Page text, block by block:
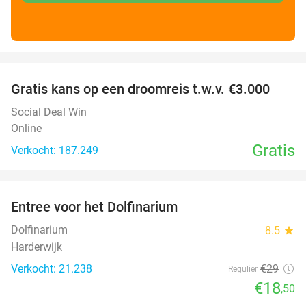
Gratis kans op een droomreis t.w.v. €3.000
Social Deal Win
Online
Verkocht: 187.249
Gratis
Entree voor het Dolfinarium
Dolfinarium 8.5 star
Harderwijk
Verkocht: 21.238
Regulier €29
€18,50